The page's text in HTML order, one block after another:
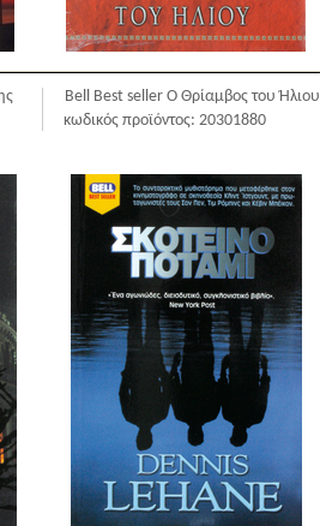
Bell Best seller Ο Θρίαμβος του Ήλιου
κωδικός προϊόντος: 20301880